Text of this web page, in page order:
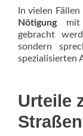
In vielen
Nötigungmit
gebracht
sondern
spezialisierten
Urteile